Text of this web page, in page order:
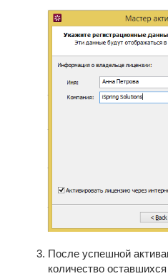
После успешной
количество